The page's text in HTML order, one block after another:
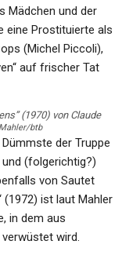
Mädchen und der
eine Prostituierte als
(Michel Piccoli),
auf frischer Tat
(1970) von Claude
btb
der Truppe
(folgerichtig?)
von Sautet
(1972) ist laut Mahler
in dem aus
wird.